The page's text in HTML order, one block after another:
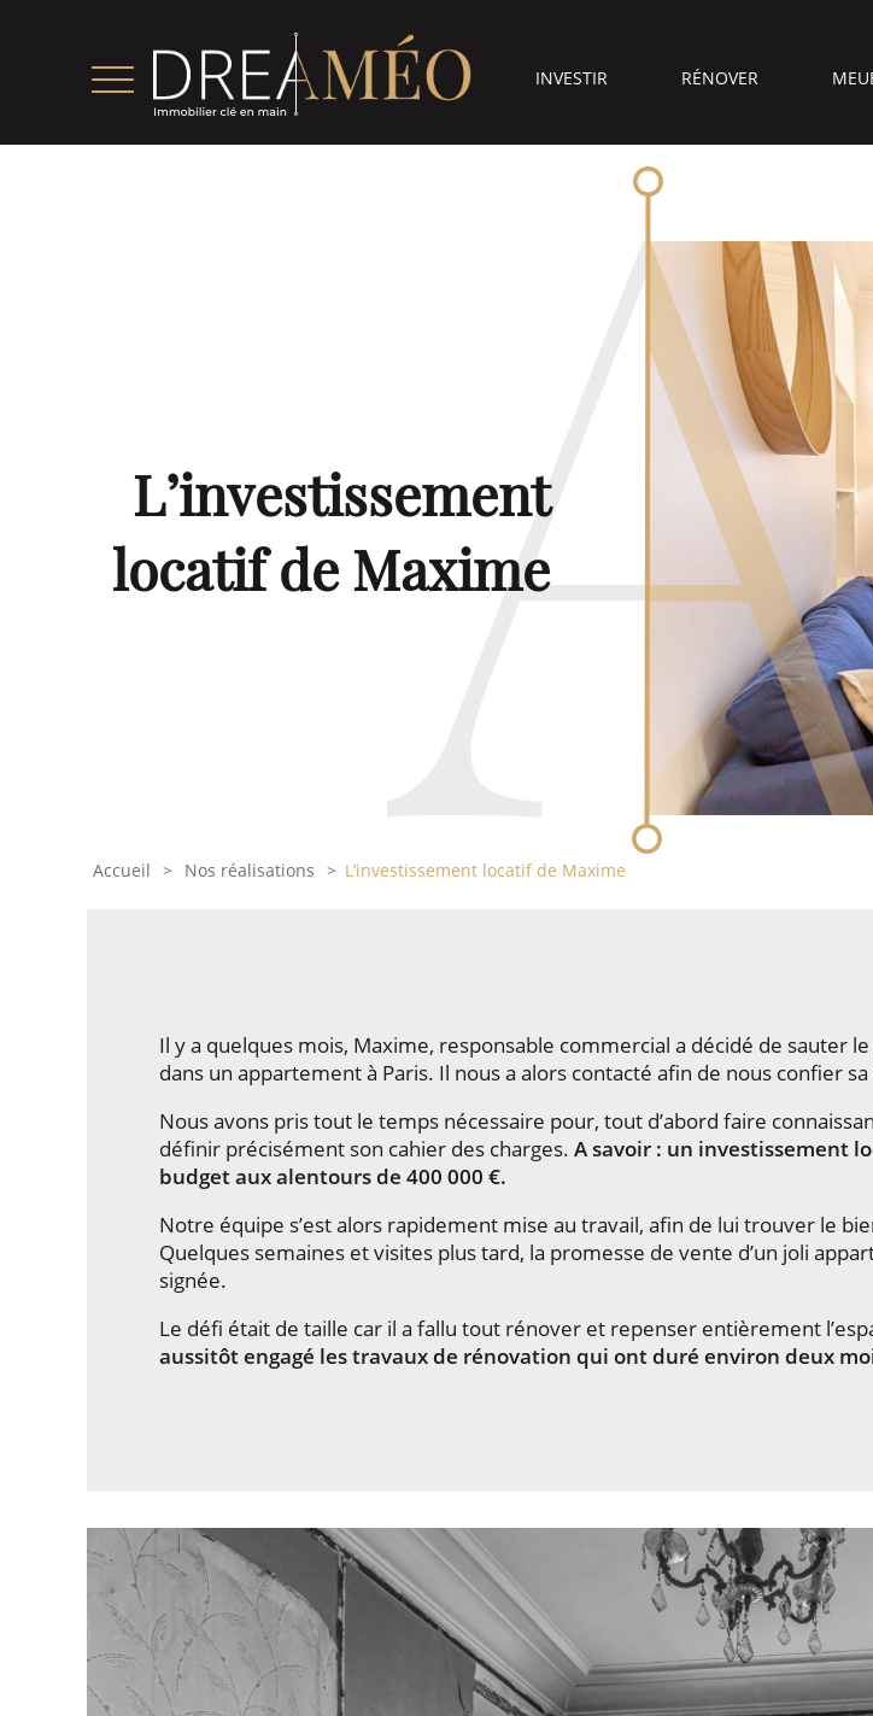
INVESTIR RÉNOVER
L’investissement
locatif de Maxime
Accueil Nos réalisations L’investissement locatif de Maxime
Il y a quelques mois, Maxime, responsable commercial a décidé de sauter le
dans un appartement à Paris. Il nous a alors contacté afin de nous confier
Nous avons pris tout le temps nécessaire pour, tout d’abord faire
définir précisément son cahier des charges. A savoir : un investissement
budget aux alentours de 400 000 €.
Notre équipe s’est alors rapidement mise au travail, afin de lui trouver le
Quelques semaines et visites plus tard, la promesse de vente d’un joli
signée.
Le défi était de taille car il a fallu tout rénover et repenser entièrement
aussitôt engagé les travaux de rénovation qui ont duré environ deux